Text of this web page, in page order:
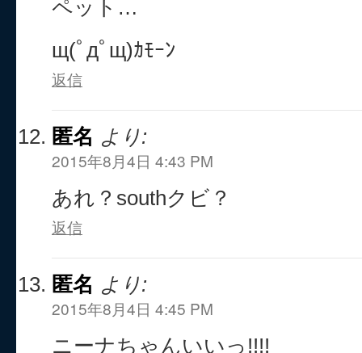
ペット…
щ(ﾟдﾟщ)ｶﾓｰﾝ
返信
匿名 より:
2015年8月4日 4:43 PM
あれ？southクビ？
返信
匿名 より:
2015年8月4日 4:45 PM
ニーナちゃんいいっ!!!!